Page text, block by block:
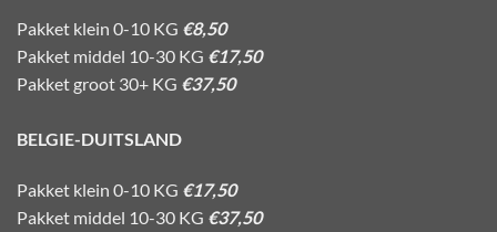
Pakket klein 0-10 KG €8,50
Pakket middel 10-30 KG €17,50
Pakket groot 30+ KG €37,50
BELGIE-DUITSLAND
Pakket klein 0-10 KG €17,50
Pakket middel 10-30 KG €37,50